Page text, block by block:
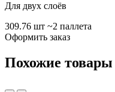
Для двух слоёв
309.76 шт ~2 паллета
Оформить заказ
Похожие товары